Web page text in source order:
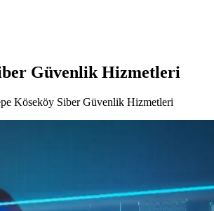
Güvenlik Hizmetleri
Köseköy Siber Güvenlik Hizmetleri